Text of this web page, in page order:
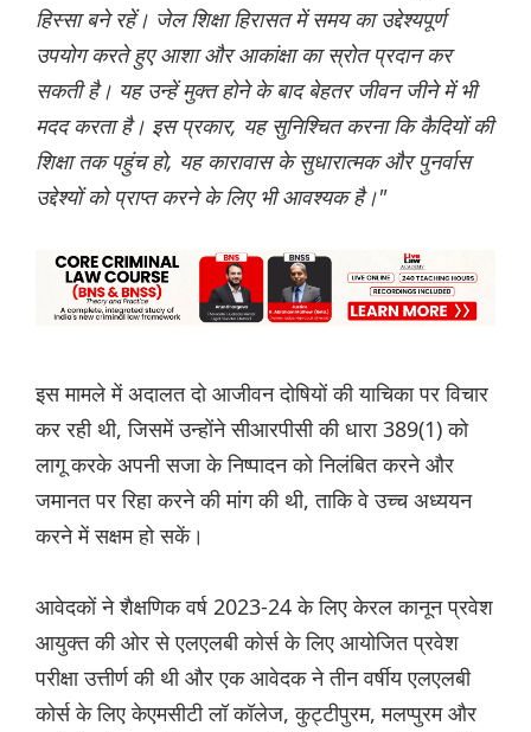
हिस्सा बने रहें। जेल शिक्षा हिरासत में समय का उद्देश्यपूर्ण
उपयोग करते हुए आशा और आकांक्षा का स्रोत प्रदान कर
सकती है। यह उन्हें मुक्त होने के बाद बेहतर जीवन जीने में भी
मदद करता है। इस प्रकार, यह सुनिश्चित करना कि कैदियों की
शिक्षा तक पहुंच हो, यह कारावास के सुधारात्मक और पुनर्वास
उद्देश्यों को प्राप्त करने के लिए भी आवश्यक है।"
इस मामले में अदालत दो आजीवन दोषियों की याचिका पर विचार
कर रही थी, जिसमें उन्होंने सीआरपीसी की धारा 389(1) को
लागू करके अपनी सजा के निष्पादन को निलंबित करने और
जमानत पर रिहा करने की मांग की थी, ताकि वे उच्च अध्ययन
करने में सक्षम हो सकें।
आवेदकों ने शैक्षणिक वर्ष 2023-24 के लिए केरल कानून प्रवेश
आयुक्त की ओर से एलएलबी कोर्स के लिए आयोजित प्रवेश
परीक्षा उत्तीर्ण की थी और एक आवेदक ने तीन वर्षीय एलएलबी
कोर्स के लिए केएमसीटी लॉ कॉलेज, कुट्टीपुरम, मलप्पुरम और